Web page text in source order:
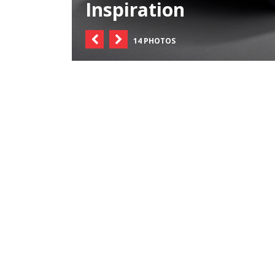
Inspiration
14 PHOTOS